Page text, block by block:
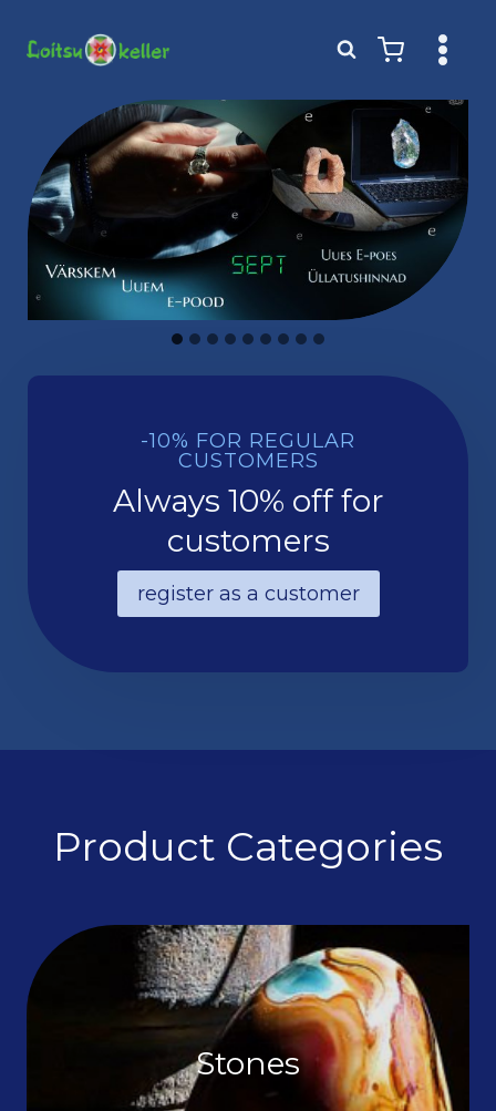
-10% FOR REGULAR
CUSTOMERS
Always 10% off for
customers
register as a customer
Product Categories
Stones